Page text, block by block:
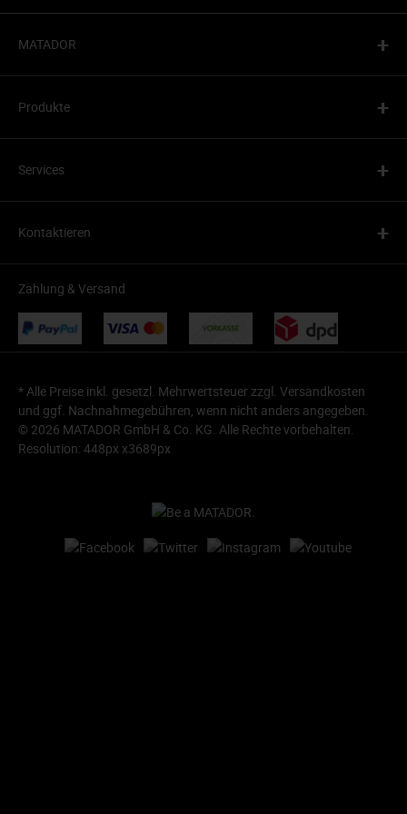
MATADOR +
Produkte +
Services +
Kontaktieren +
Zahlung & Versand
* Alle Preise inkl. gesetzl. Mehrwertsteuer zzgl. Versandkosten
und ggf. Nachnahmegebühren, wenn nicht anders angegeben.
© 2026 MATADOR GmbH & Co. KG. Alle Rechte vorbehalten.
Resolution: 448px x3689px